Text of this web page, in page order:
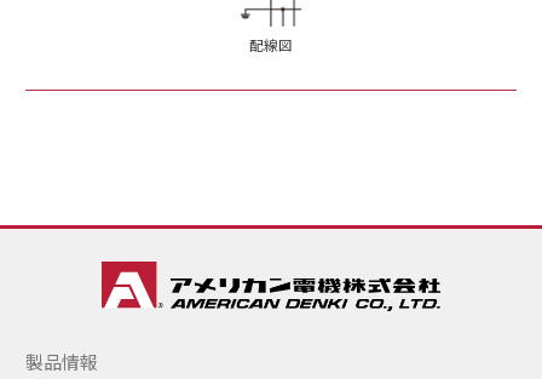
配線図
製品情報